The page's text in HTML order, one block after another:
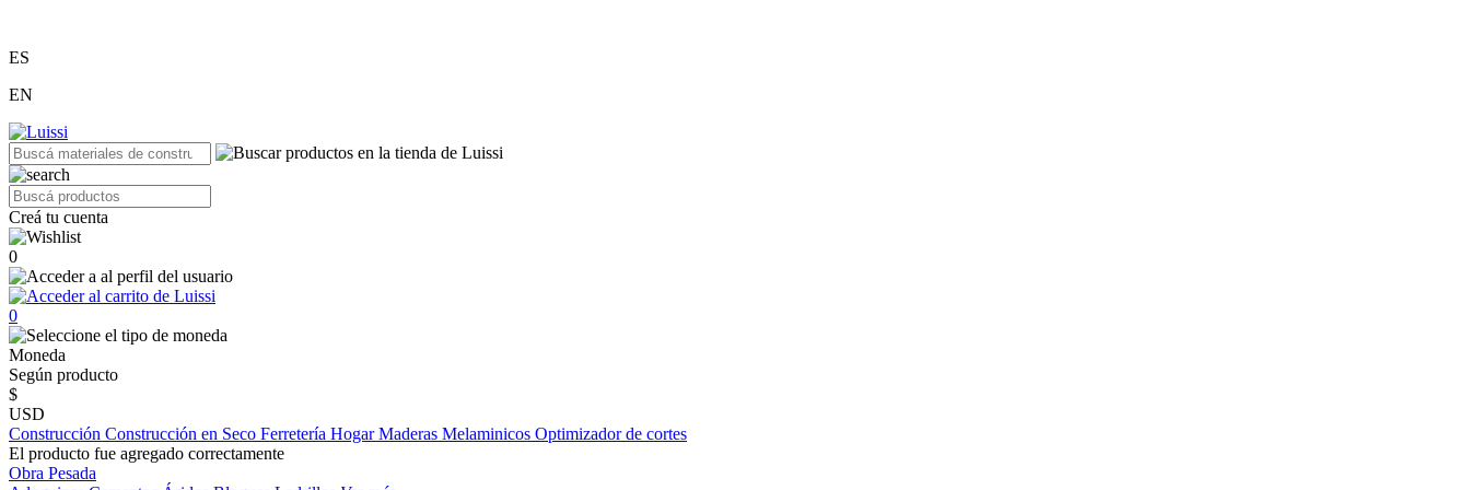
ES
EN
Creá tu cuenta
0
0
Moneda
Según producto
$
USD
Construcción Construcción en Seco Ferretería HogarMaderas Melaminicos Optimizador de cortes
El producto fue agregado correctamente
Obra Pesada